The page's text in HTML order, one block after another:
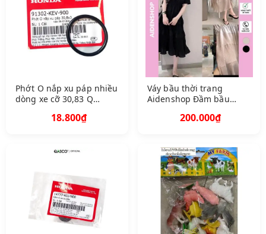
Phớt O nắp xu páp nhiều
dòng xe cỡ 30,83 Q
18.800₫
Váy bầu thời trang
Aidenshop Đầm bầu
suông 4568 kg V B 023
200.000₫